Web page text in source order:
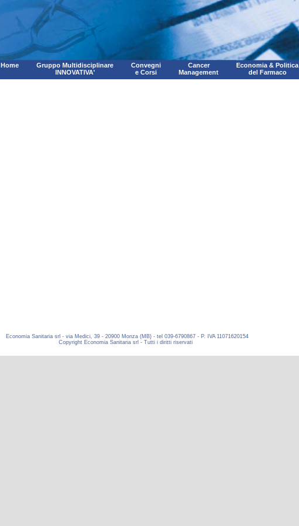
Home
Gruppo Multidisciplinare
INNOVATIVA'
Convegni
e Corsi
Cancer
Management
Economia & Politica
del Farmaco
Economia Sanitaria srl - via Medici, 39 - 20900 Monza (MB) - tel 039-6790867 - P. IVA 11071620154
Copyright Economia Sanitaria srl - Tutti i diritti riservati